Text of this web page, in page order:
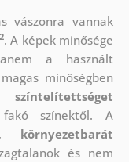
vászonra vannak
2. A képek minősége
a használt
minőségben
színtelítettséget
színektől. A
környezetbarát
és nem